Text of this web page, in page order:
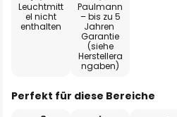
Leuchtmitt
el nicht
enthalten
Paulmann
– bis zu 5
Jahren
Garantie
(siehe
Herstellera
ngaben)
Perfekt für diese Bereiche